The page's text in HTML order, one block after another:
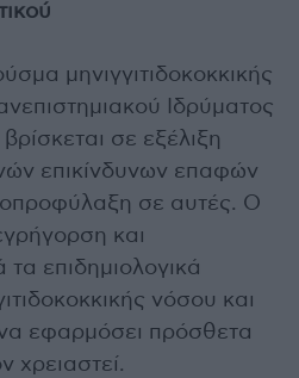
μηνιγγιτιδοκοκκικής
Ιδρύματος
σε εξέλιξη
επικίνδυνων επαφών
σε αυτές. Ο
και
επιδημιολογικά
νόσου και
να εφαρμόσει πρόσθετα
χρειαστεί.